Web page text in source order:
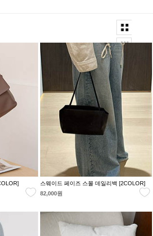
스웨이드 페이즈 스몰 데일리백 [2COLOR]
82,000원